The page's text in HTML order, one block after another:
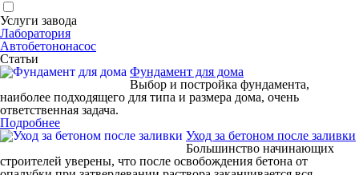
Услуги завода
Лаборатория
Автобетононасос
Статьи
Фундамент для дома
Выбор и постройка фундамента,
наиболее подходящего для типа и размера дома, очень
ответственная задача.
Подробнее
Уход за бетоном после заливки
Большинство начинающих
строителей уверены, что после освобождения бетона от